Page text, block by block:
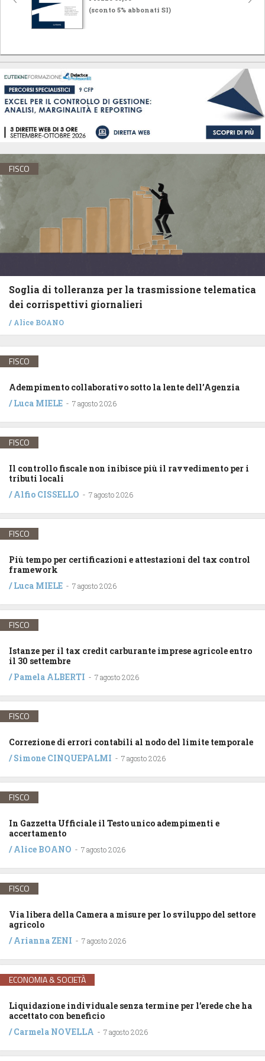
(sconto 5% abbonati SI)
FISCO
Soglia di tolleranza per la trasmissione telematica
dei corrispettivi giornalieri
/ Alice BOANO
FISCO
Adempimento collaborativo sotto la lente dell’Agenzia
/Luca MIELE - 7 agosto 2026
FISCO
Il controllo fiscale non inibisce più il ravvedimento per i
tributi locali
/Alfio CISSELLO - 7 agosto 2026
FISCO
Più tempo per certificazioni e attestazioni del tax control
framework
/Luca MIELE - 7 agosto 2026
FISCO
Istanze per il tax credit carburante imprese agricole entro
il 30 settembre
/Pamela ALBERTI - 7 agosto 2026
FISCO
Correzione di errori contabili al nodo del limite temporale
/Simone CINQUEPALMI - 7 agosto 2026
FISCO
In Gazzetta Ufficiale il Testo unico adempimenti e
accertamento
/Alice BOANO - 7 agosto 2026
FISCO
Via libera della Camera a misure per lo sviluppo del settore
agricolo
/Arianna ZENI - 7 agosto 2026
ECONOMIA & SOCIETÀ
Liquidazione individuale senza termine per l’erede che ha
accettato con beneficio
/Carmela NOVELLA - 7 agosto 2026